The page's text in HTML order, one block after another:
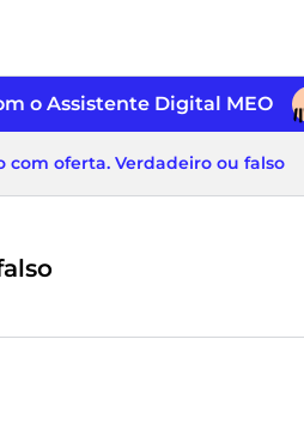
o Assistente Digital MEO
com oferta. Verdadeiro ou falso